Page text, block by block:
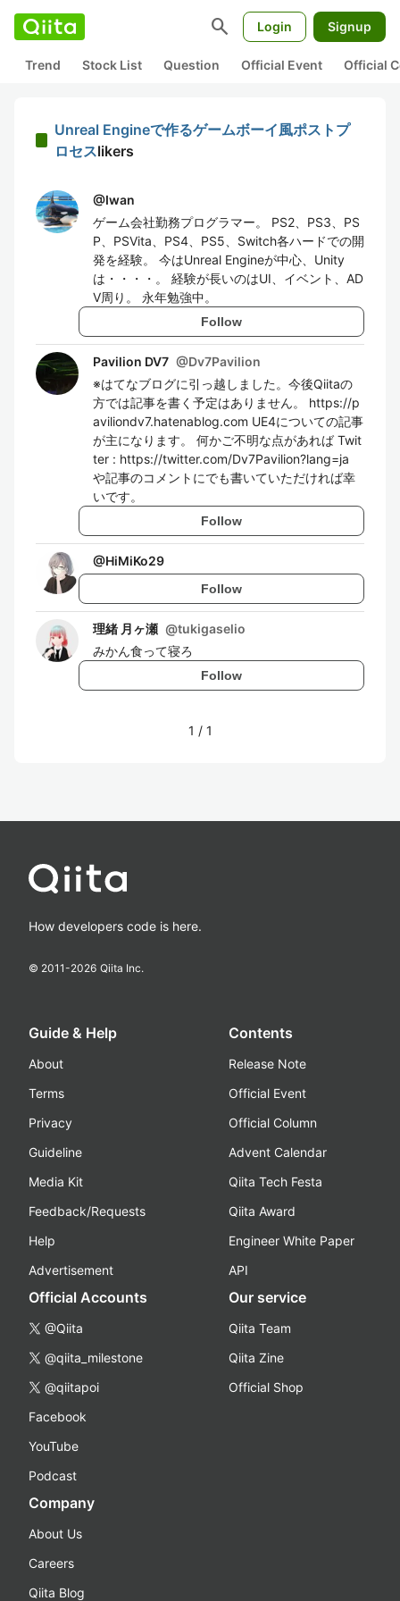
search Login Signup
Trend Stock List Question Official Event Official
Unreal Engineで作るゲームボーイ風ポストプ
ロセスlikers
@Iwan
ゲーム会社勤務プログラマー。 PS2、PS3、PS
P、PSVita、PS4、PS5、Switch各ハードでの開
発を経験。 今はUnreal Engineが中心、Unity
は・・・・。 経験が長いのはUI、イベント、AD
V周り。 永年勉強中。
Follow
Pavilion DV7 @Dv7Pavilion
※はてなブログに引っ越しました。今後Qiitaの
方では記事を書く予定はありません。 https://p
aviliondv7.hatenablog.com UE4についての記事
が主になります。 何かご不明な点があれば Twit
ter : https://twitter.com/Dv7Pavilion?lang=ja
や記事のコメントにでも書いていただければ幸
いです。
Follow
@HiMiKo29
Follow
理緒 月ヶ瀬 @tukigaselio
みかん食って寝ろ
Follow
1 / 1
How developers code is here.
© 2011-2026 Qiita Inc.
Guide & Help
About
Terms
Privacy
Guideline
Media Kit
Feedback/Requests
Help
Advertisement
Contents
Release Note
Official Event
Official Column
Advent Calendar
Qiita Tech Festa
Qiita Award
Engineer White Paper
API
Official Accounts
@Qiita
@qiita_milestone
@qiitapoi
Facebook
YouTube
Podcast
Our service
Qiita Team
Qiita Zine
Official Shop
Company
About Us
Careers
Qiita Blog